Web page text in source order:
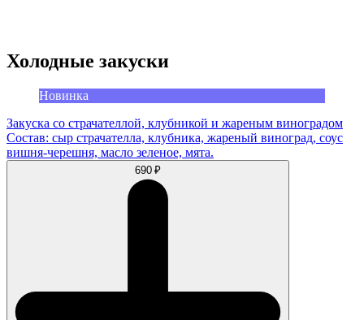
Холодные закуски
Новинка
Закуска со страчателлой, клубникой и жареным виноградом
Состав: сыр страчателла, клубника, жареный виноград, соус
вишня-черешня, масло зеленое, мята.
690 ₽